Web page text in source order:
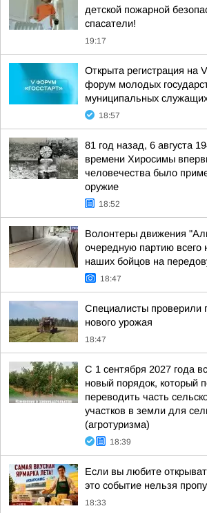
детской пожарной
спасатели!
19:17
Открыта регистрация на
форум молодых
муниципальных
18:57
81 год назад, 6 августа
времени Хиросимы
человечества было
оружие
18:52
Волонтеры движения
очередную партию всего
наших бойцов на
18:47
Специалисты проверили
нового урожая
18:47
С 1 сентября 2027 года
новый порядок, который
переводить часть
участков в земли для
(агротуризма)
18:39
Если вы любите
это событие нельзя
18:33